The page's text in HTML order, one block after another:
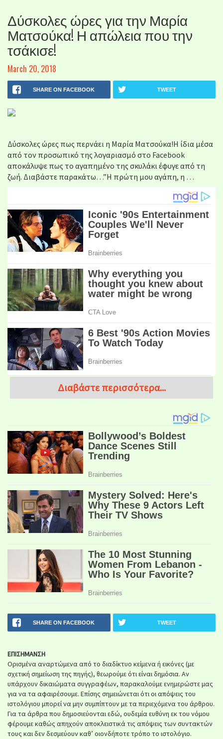
Δύσκολες ώρες για την Μαρία
Ματσούκα! Η απώλεια που την
τσάκισε!
March 20, 2018
SHARE ON FACEBOOK TWEET
Δύσκολες ώρες πως περνάει η Μαρία Ματσούκα!Η ίδια μέσα
από τον προσωπικό της λογαριασμό στο Facebook
αποκάλυψε πως το αγαπημένο της σκυλάκι έφυγε από τη
ζωή. Διαβάστε παρακάτω…”Η πρώτη μου αγάπη, η …
Διαβάστε περισσότερα...
SHARE ON FACEBOOK TWEET
ΕΠΙΣΗΜΑΝΣΗ
Ορισμένα αναρτώμενα από το διαδίκτυο κείμενα ή εικόνες (με
σχετική σημείωση της πηγής), θεωρούμε ότι είναι δημόσια. Αν
υπάρχουν δικαιώματα συγγραφέων, παρακαλούμε ενημερώστε μας
για να τα αφαιρέσουμε. Επίσης σημειώνεται ότι οι απόψεις του
ιστολόγιου μπορεί να μην συμπίπτουν με τα περιεχόμενα του άρθρου.
Για τα άρθρα που δημοσιεύονται εδώ, ουδεμία ευθύνη εκ του νόμου
φέρουμε καθώς απηχούν αποκλειστικά τις απόψεις των συντακτών
τους και δεν δεσμεύουν καθ’ οιονδήποτε τρόπο το ιστολόγιο.